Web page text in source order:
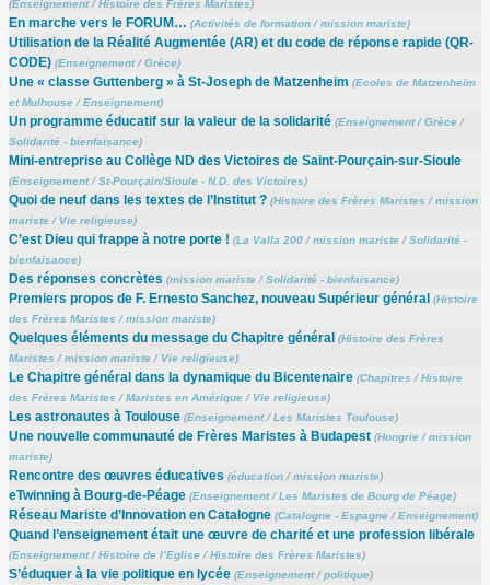
(Enseignement/Histoire des Frères Maristes)
En marche vers le FORUM… (Activités de formation/mission mariste)
Utilisation de la Réalité Augmentée (AR) et du code de réponse rapide (QR-
CODE) (Enseignement/Grèce)
Une « classe Guttenberg » à St-Joseph de Matzenheim (Ecoles de Matzenheim
et Mulhouse/Enseignement)
Un programme éducatif sur la valeur de la solidarité (Enseignement/Grèce/
Solidarité - bienfaisance)
Mini-entreprise au Collège ND des Victoires de Saint-Pourçain-sur-Sioule
(Enseignement/St-Pourçain/Sioule - N.D. des Victoires)
Quoi de neuf dans les textes de l’Institut ? (Histoire des Frères Maristes /mission
mariste/ Vie religieuse)
C’est Dieu qui frappe à notre porte ! (La Valla 200/mission mariste/Solidarité -
bienfaisance)
Des réponses concrètes (mission mariste/Solidarité - bienfaisance)
Premiers propos de F. Ernesto Sanchez, nouveau Supérieur général (Histoire
des Frères Maristes /mission mariste)
Quelques éléments du message du Chapitre général (Histoire des Frères
Maristes /mission mariste/ Vie religieuse)
Le Chapitre général dans la dynamique du Bicentenaire (Chapitres /Histoire
des Frères Maristes /Maristes en Amérique/ Vie religieuse)
Les astronautes à Toulouse (Enseignement/Les Maristes Toulouse)
Une nouvelle communauté de Frères Maristes à Budapest (Hongrie/mission
mariste)
Rencontre des œuvres éducatives (éducation/mission mariste)
eTwinning à Bourg-de-Péage (Enseignement/Les Maristes de Bourg de Péage)
Réseau Mariste d’Innovation en Catalogne (Catalogne - Espagne/Enseignement)
Quand l’enseignement était une œuvre de charité et une profession libérale
(Enseignement/Histoire de l’Eglise/Histoire des Frères Maristes)
S’éduquer à la vie politique en lycée (Enseignement/politique)